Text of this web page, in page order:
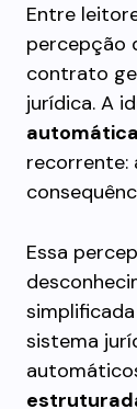
Entre
percepção
contrato
jurídica. A
automática
recorrente:
Essa
sistema